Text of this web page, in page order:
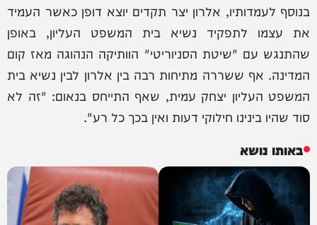
בנוסף לעמדותיו, אלרון יצר תקדים יוצא דופן כאשר העמיד
את עצמו לתפקיד נשיא בית המשפט העליון, באופן
שהתנגש עם "שיטת הסניוריטי" הוותיקה הנהוגה מאז קום
המדינה. אף ששררה מתיחות רבה בין אלרון לבין נשיא בית
המשפט העליון יצחק עמית, שאף התייחס בנאום: "זה לא
סוד שהיו בינינו חילוקי דעות ואין בכך כל רע".
באותו נושא